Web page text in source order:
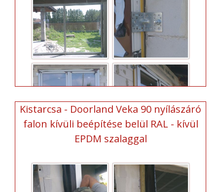
Kistarcsa - Doorland Veka 90 nyílászáró
falon kívüli beépítése belül RAL - kívül
EPDM szalaggal